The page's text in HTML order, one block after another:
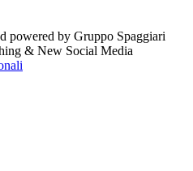
powered by Gruppo Spaggiari
& New Social Media